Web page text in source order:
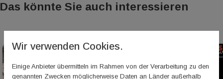
Das könnte Sie auch interessieren
Wir verwenden Cookies.
Einige Anbieter übermitteln im Rahmen von der Verarbeitung zu den
genannten Zwecken möglicherweise Daten an Länder außerhalb